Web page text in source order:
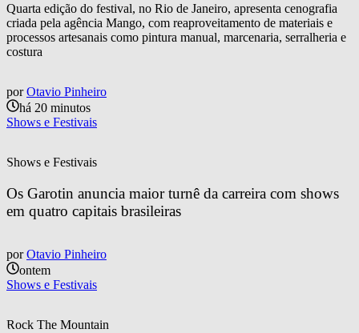
Quarta edição do festival, no Rio de Janeiro, apresenta cenografia
criada pela agência Mango, com reaproveitamento de materiais e
processos artesanais como pintura manual, marcenaria, serralheria e
costura
por Otavio Pinheiro
há 20 minutos
Shows e Festivais
Shows e Festivais
Os Garotin anuncia maior turnê da carreira com shows
em quatro capitais brasileiras
por Otavio Pinheiro
ontem
Shows e Festivais
Rock The Mountain